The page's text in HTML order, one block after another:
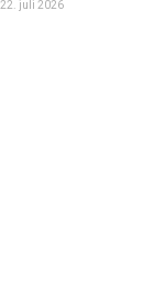
22. juli 2026